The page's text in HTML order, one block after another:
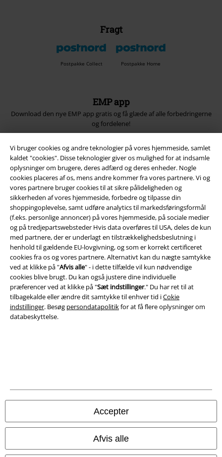
Vi bruger cookies og andre teknologier på vores hjemmeside, samlet
kaldet "cookies". Disse teknologier giver os mulighed for at indsamle
oplysninger om brugere, deres adfærd og deres enheder. Nogle
cookies placeres af os, mens andre kommer fra vores partnere. Vi og
vores partnere bruger cookies til at sikre pålideligheden og
sikkerheden af ​​vores hjemmeside, forbedre og tilpasse din
shoppingoplevelse, samt udføre analytics til markedsføringsformål
(f.eks. personlige annoncer) på vores hjemmeside, på sociale medier
og på tredjepartswebsteder Hvis data overføres til USA, deles de kun
med partnere, der er underlagt en tilstrækkelighedsbeslutning i
henhold til gældende EU-lovgivning, og som er korrekt certificeret
cookies fra os og vores partnere. Alternativt kan du nægte samtykke
ved at klikke på "Afvis alle" - i dette tilfælde vil kun nødvendige
cookies blive brugt. Du kan også justere dine individuelle
præferencer ved at klikke på "Sæt indstillinger." Du har ret til at
tilbagekalde eller ændre dit samtykke til enhver tid iCokie
indstillinger. Besøg persondatapolitikfor at få flere oplysninger om
databeskyttelse.
Accepter
Afvis alle
Fragt
Postpakke Collect Postpakke Home
EMP app
Download den nye EMP app gratis og få glæde af alle forbedringerne
og fordelene!
A Warner Music Group Company
Persondatapolitik
Bortskaffelse af affald og miljøbeskyttelse
Overensstemmelseserklæring